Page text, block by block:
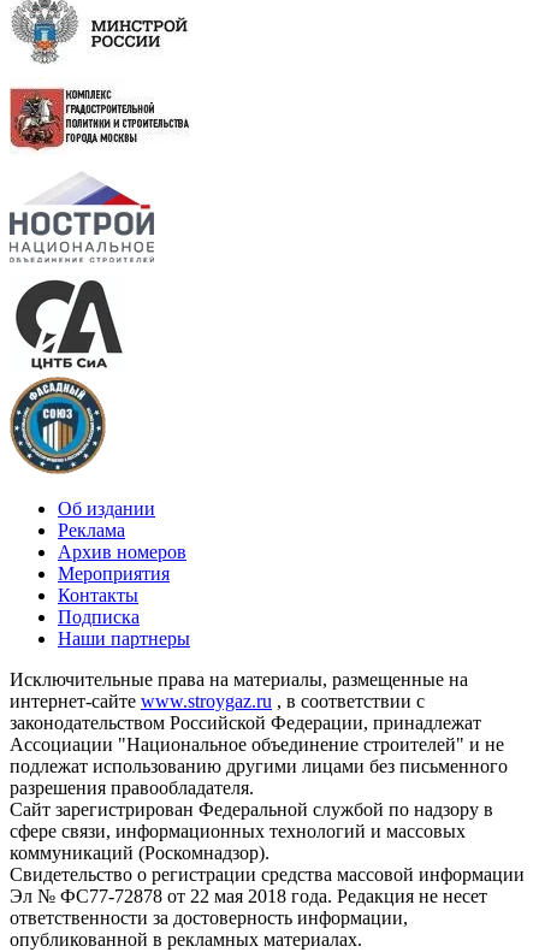
Об издании
Реклама
Архив номеров
Мероприятия
Контакты
Подписка
Наши партнеры
Исключительные права на материалы, размещенные на
интернет-сайте www.stroygaz.ru , в соответствии с
законодательством Российской Федерации, принадлежат
Ассоциации "Национальное объединение строителей" и не
подлежат использованию другими лицами без письменного
разрешения правообладателя.
Сайт зарегистрирован Федеральной службой по надзору в
сфере связи, информационных технологий и массовых
коммуникаций (Роскомнадзор).
Свидетельство о регистрации средства массовой информации
Эл № ФС77-72878 от 22 мая 2018 года. Редакция не несет
ответственности за достоверность информации,
опубликованной в рекламных материалах.